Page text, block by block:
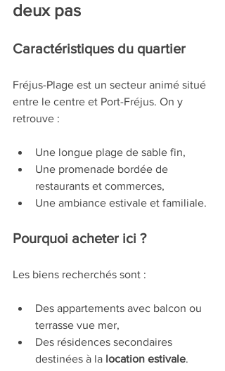
deux pas
Caractéristiques du quartier
Fréjus-Plage est un secteur animé situé
entre le centre et Port-Fréjus. On y
retrouve :
Une longue plage de sable fin,
Une promenade bordée de
restaurants et commerces,
Une ambiance estivale et familiale.
Pourquoi acheter ici ?
Les biens recherchés sont :
Des appartements avec balcon ou
terrasse vue mer,
Des résidences secondaires
destinées à la location estivale.